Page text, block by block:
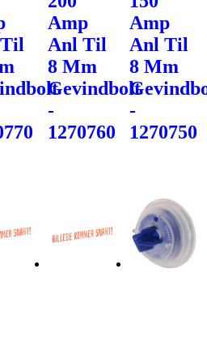
Amp
Anl Til
8 Mm
Gevindbolt
-
1270760
Amp
Anl Til
8 Mm
-
1270750